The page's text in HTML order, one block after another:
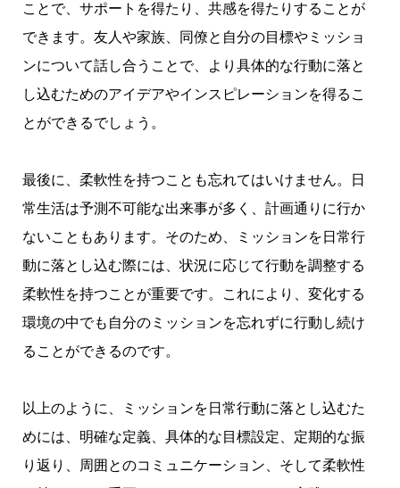
ことで、サポートを得たり、共感を得たりすることが
できます。友人や家族、同僚と自分の目標やミッショ
ンについて話し合うことで、より具体的な行動に落と
し込むためのアイデアやインスピレーションを得るこ
とができるでしょう。
最後に、柔軟性を持つことも忘れてはいけません。日
常生活は予測不可能な出来事が多く、計画通りに行か
ないこともあります。そのため、ミッションを日常行
動に落とし込む際には、状況に応じて行動を調整する
柔軟性を持つことが重要です。これにより、変化する
環境の中でも自分のミッションを忘れずに行動し続け
ることができるのです。
以上のように、ミッションを日常行動に落とし込むた
めには、明確な定義、具体的な目標設定、定期的な振
り返り、周囲とのコミュニケーション、そして柔軟性